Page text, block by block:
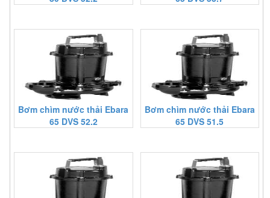
Bơm chìm nước thải Ebara
65 DVS 52.2
Bơm chìm nước thải Ebara
65 DVS 51.5